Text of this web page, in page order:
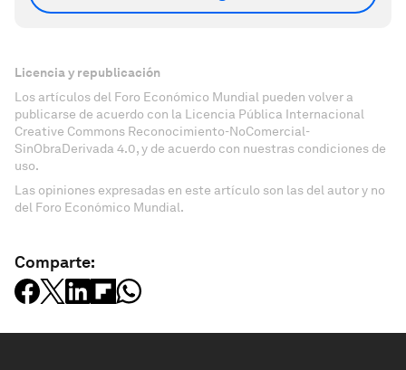
Licencia y republicación
Los artículos del Foro Económico Mundial pueden volver a
publicarse de acuerdo con la Licencia Pública Internacional
Creative Commons Reconocimiento-NoComercial-
SinObraDerivada 4.0, y de acuerdo con nuestras condiciones de
uso.
Las opiniones expresadas en este artículo son las del autor y no
del Foro Económico Mundial.
Comparte: